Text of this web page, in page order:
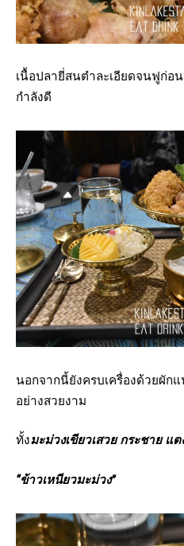
เนื้อปลายี่สนตำละเอียดจนฟูก่อ
กำลังดี
นอกจากนี้ยังครบเครื่องด้วยผัก
อย่างสวยงาม
ทั้งมะม่วงเขียวเสวย กระชาย แต
“ข้าวเหนียวมะม่วง”